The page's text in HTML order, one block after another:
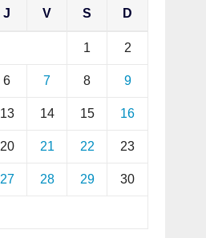
J V S D
1 2
6 7 8 9
13 14 15 16
20 21 22 23
27 28 29 30